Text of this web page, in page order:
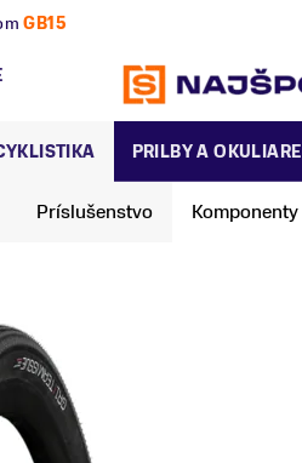
sezónu už dnes!
PRILBY A OKULIARE
Príslušenstvo Komponenty